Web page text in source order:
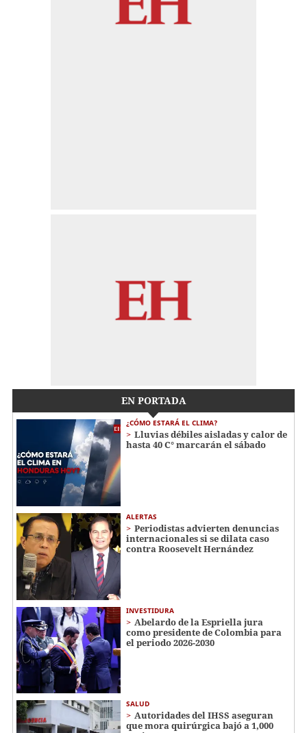
EN PORTADA
¿CÓMO ESTARÁ EL CLIMA?
Lluvias débiles aisladas y calor de
hasta 40 C° marcarán el sábado
ALERTAS
Periodistas advierten denuncias
internacionales si se dilata caso
contra Roosevelt Hernández
INVESTIDURA
Abelardo de la Espriella jura
como presidente de Colombia para
el periodo 2026-2030
SALUD
Autoridades del IHSS aseguran
que mora quirúrgica bajó a 1,000